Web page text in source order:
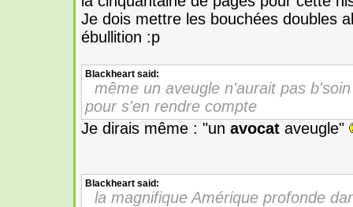
Je dois mettre les bouchées doubles
ébullition :p
Blackheart said:
même un aveugle n'aurait pas
pour s'en rendre compte
Je dirais même : "un avocat aveugle"
Blackheart said:
la magnifique Amérique profonde